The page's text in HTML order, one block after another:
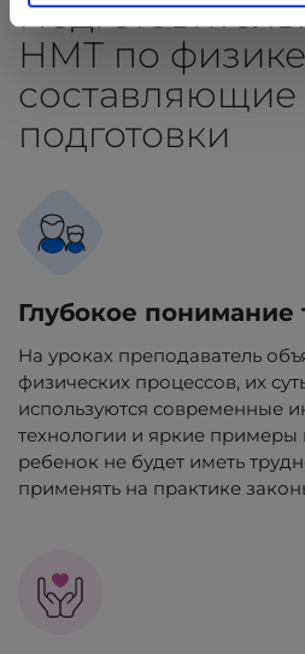
НМТ по
подготовки
Глубокое понимание
На уроках преподаватель
физических процессов, их
используются современные
технологии и яркие примеры
ребенок не будет иметь
применять на практике